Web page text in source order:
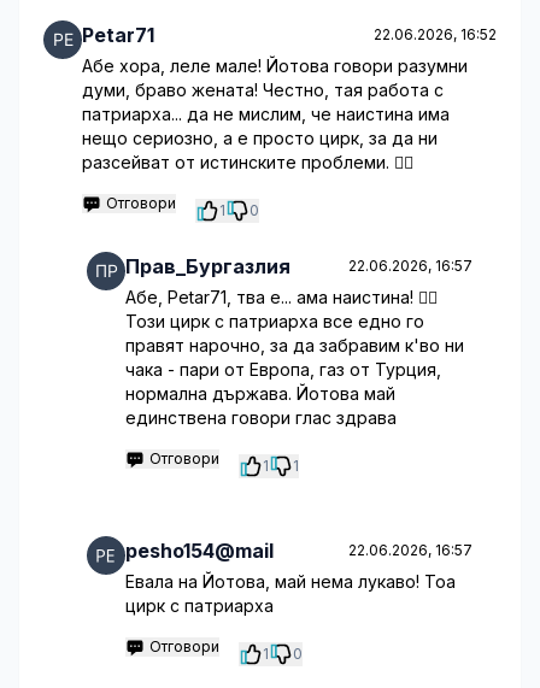
Petar71 22.06.2026, 16:52
Абе хора, леле мале! Йотова говори разумни
думи, браво жената! Честно, тая работа с
патриарха... да не мислим, че наистина има
нещо сериозно, а е просто цирк, за да ни
разсейват от истинските проблеми. 🤷‍♂️
Отговори 1 0
Прав_Бургазлия 22.06.2026, 16:57
Абе, Petar71, тва е... ама наистина! 🤦‍♀️
Този цирк с патриарха все едно го
правят нарочно, за да забравим к'во ни
чака - пари от Европа, газ от Турция,
нормална държава. Йотова май
единствена говори глас здрава
Отговори 1 1
pesho154@mail 22.06.2026, 16:57
Евала на Йотова, май нема лукаво! Тоа
цирк с патриарха
Отговори 1 0